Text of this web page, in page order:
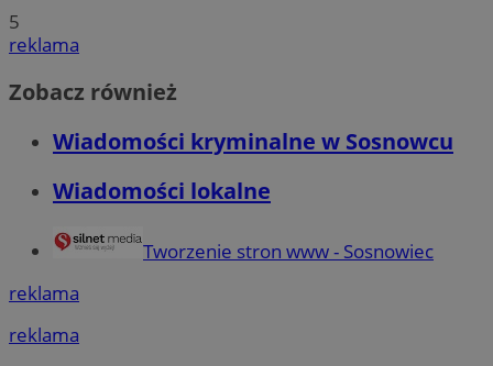
5
reklama
Zobacz również
Wiadomości kryminalne w Sosnowcu
Wiadomości lokalne
Tworzenie stron www - Sosnowiec
reklama
reklama